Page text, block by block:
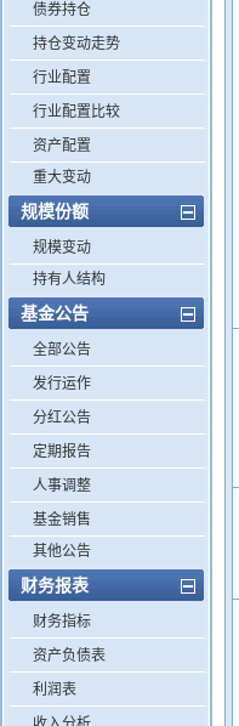
债券持仓
持仓变动走势
行业配置
行业配置比较
资产配置
重大变动
规模份额
规模变动
持有人结构
基金公告
全部公告
发行运作
分红公告
定期报告
人事调整
基金销售
其他公告
财务报表
财务指标
资产负债表
利润表